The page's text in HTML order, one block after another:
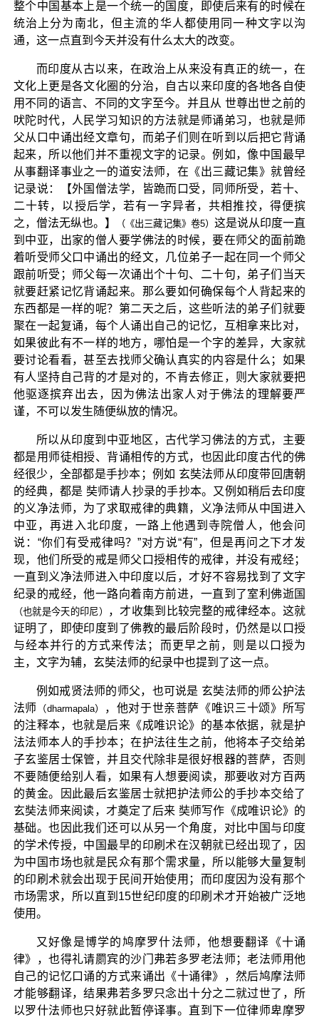
整个中国基本上是一个统一的国度，即使后来有的时候在
统治上分为南北，但主流的华人都使用同一种文字以沟
通，这一点直到今天并没有什么太大的改变。
而印度从古以来，在政治上从来没有真正的统一，在
文化上更是各文化圈的分治，自古以来印度的各地各自使
用不同的语言、不同的文字至今。并且从 世尊出世之前的
吠陀时代，人民学习知识的方法就是师诵弟习，也就是师
父从口中诵出经文章句，而弟子们则在听到以后把它背诵
起来，所以他们并不重视文字的记录。例如，像中国最早
从事翻译事业之一的道安法师，在《出三藏记集》就曾经
记录说：【外国僧法学，皆跪而口受，同师所受，若十、
二十转，以授后学，若有一字异者，共相推挍，得便摈
之，僧法无纵也。】
（《出三藏记集》卷5） 这是说从印度一直
到中亚，出家的僧人要学佛法的时候，要在师父的面前跪
着听受师父口中诵出的经文，几位弟子一起在同一个师父
跟前听受；师父每一次诵出个十句、二十句，弟子们当天
就要赶紧记忆背诵起来。那么要如何确保每个人背起来的
东西都是一样的呢？第二天之后，这些听法的弟子们就要
聚在一起复诵，每个人诵出自己的记忆，互相拿来比对，
如果彼此有不一样的地方，哪怕是一个字的差异，大家就
要讨论看看，甚至去找师父确认真实的内容是什么；如果
有人坚持自己背的才是对的，不肯去修正，则大家就要把
他驱逐摈弃出去，因为佛法出家人对于佛法的理解要严
谨，不可以发生随便纵放的情况。
所以从印度到中亚地区，古代学习佛法的方式，主要
都是用师徒相授、背诵相传的方式，也因此印度古代的佛
经很少，全部都是手抄本；例如 玄奘法师从印度带回唐朝
的经典，都是 奘师请人抄录的手抄本。又例如稍后去印度
的义净法师，为了求取戒律的典籍，义净法师从中国进入
中亚，再进入北印度，一路上他遇到寺院僧人，他会问
说：“你们有受戒律吗？”对方说“有”，但是再问之下才发
现，他们所受的戒是师父口授相传的戒律，并没有戒经；
一直到义净法师进入中印度以后，才好不容易找到了文字
纪录的戒经，他一路向着南方前进，一直到了室利佛逝国
（也就是今天的印尼）
，才收集到比较完整的戒律经本。这就
证明了，即使印度到了佛教的最后阶段时，仍然是以口授
与经本并行的方式来传法；而更早之前，则是以口授为
主，文字为辅，玄奘法师的纪录中也提到了这一点。
例如戒贤法师的师父，也可说是 玄奘法师的师公护法
法师
（dharmapala）
，他对于世亲菩萨《唯识三十颂》所写
的注释本，也就是后来《成唯识论》的基本依据，就是护
法法师本人的手抄本；在护法往生之前，他将本子交给弟
子玄鉴居士保管，并且交代除非是很好根器的菩萨，否则
不要随便给别人看，如果有人想要阅读，那要收对方百两
的黄金。因此最后玄鉴居士就把护法师公的手抄本交给了
玄奘法师来阅读，才奠定了后来 奘师写作《成唯识论》的
基础。也因此我们还可以从另一个角度，对比中国与印度
的学术传授，中国最早的印刷术在汉朝就已经出现了，因
为中国市场也就是民众有那个需求量，所以能够大量复制
的印刷术就会出现于民间开始使用；而印度因为没有那个
市场需求，所以直到15世纪印度的印刷术才开始被广泛地
使用。
又好像是博学的鸠摩罗什法师，他想要翻译《十诵
律》，也得礼请罽宾的沙门弗若多罗老法师；老法师用他
自己的记忆口诵的方式来诵出《十诵律》，然后鸠摩法师
才能够翻译，结果弗若多罗只念出十分之二就过世了，所
以罗什法师也只好就此暂停译事。直到下一位律师卑摩罗